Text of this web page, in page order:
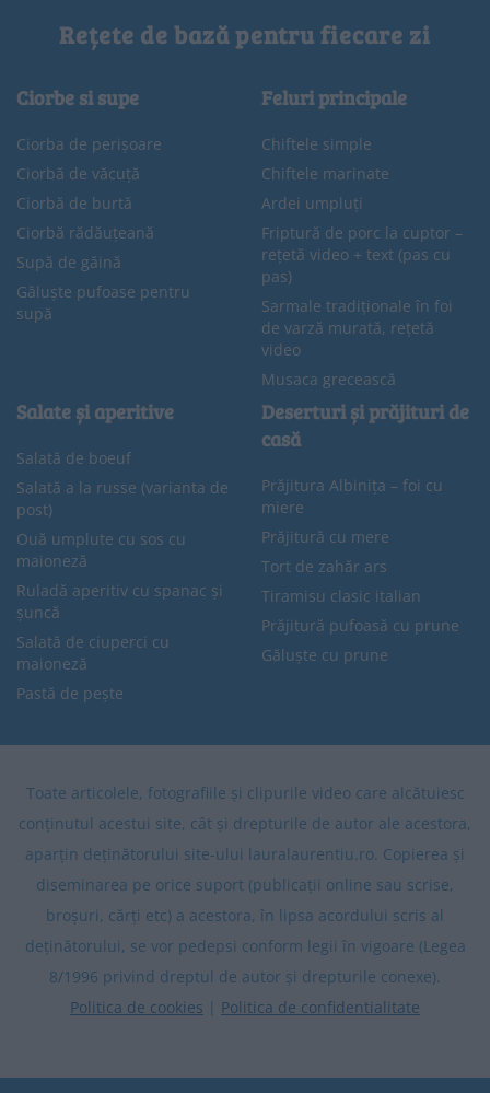
Rețete de bază pentru fiecare zi
Ciorbe si supe
Ciorba de perișoare
Ciorbă de văcuță
Ciorbă de burtă
Ciorbă rădăuțeană
Supă de găină
Găluște pufoase pentru
supă
Feluri principale
Chiftele simple
Chiftele marinate
Ardei umpluți
Friptură de porc la cuptor –
rețetă video + text (pas cu
pas)
Sarmale tradiționale în foi
de varză murată, rețetă
video
Musaca grecească
Salate și aperitive
Salată de boeuf
Salată a la russe (varianta de
post)
Ouă umplute cu sos cu
maioneză
Ruladă aperitiv cu spanac și
șuncă
Salată de ciuperci cu
maioneză
Pastă de pește
Deserturi și prăjituri de
casă
Prăjitura Albinița – foi cu
miere
Prăjitură cu mere
Tort de zahăr ars
Tiramisu clasic italian
Prăjitură pufoasă cu prune
Găluște cu prune
Toate articolele, fotografiile și clipurile video care alcătuiesc
conținutul acestui site, cât și drepturile de autor ale acestora,
aparțin deținătorului site-ului lauralaurentiu.ro. Copierea și
diseminarea pe orice suport (publicații online sau scrise,
broșuri, cărți etc) a acestora, în lipsa acordului scris al
deținătorului, se vor pedepsi conform legii în vigoare (Legea
8/1996 privind dreptul de autor și drepturile conexe).
Politica de cookies | Politica de confidentialitate